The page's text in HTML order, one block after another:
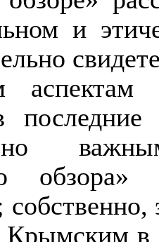
и
аспектам
Крымским в